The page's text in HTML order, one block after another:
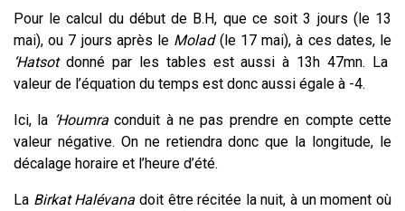
Pour le calcul du début de B.H, que ce soit 3 jours (le 13
mai), ou 7 jours après le Molad(le 17 mai), à ces dates, le
‘Hatsotdonné par les tables est aussi à 13h 47mn. La
valeur de l’équation du temps est donc aussi égale à -4.
Ici, la ‘Houmraconduit à ne pas prendre en compte cette
valeur négative. On ne retiendra donc que la longitude, le
décalage horaire et l’heure d’été.
La Birkat Halévana doit être récitée la nuit, à un moment où